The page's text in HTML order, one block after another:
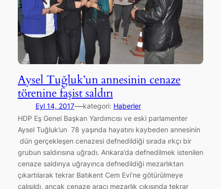
Aysel Tuğluk’un annesinin cenaze
törenine faşist saldırı
Eyl 14, 2017—kategori: Haberler
HDP Eş Genel Başkan Yardımcısı ve eski parlamenter
Aysel Tuğluk’un 78 yaşında hayatını kaybeden annesinin
dün gerçekleşen cenazesi defnedildiği sırada ırkçı bir
grubun saldırısına uğradı. Ankara’da defnedilmek istenilen
cenaze saldırıya uğrayınca defnedildiği mezarlıktan
çıkartılarak tekrar Batıkent Cem Evi’ne götürülmeye
çalışıldı, ancak cenaze aracı mezarlık çıkışında tekrar